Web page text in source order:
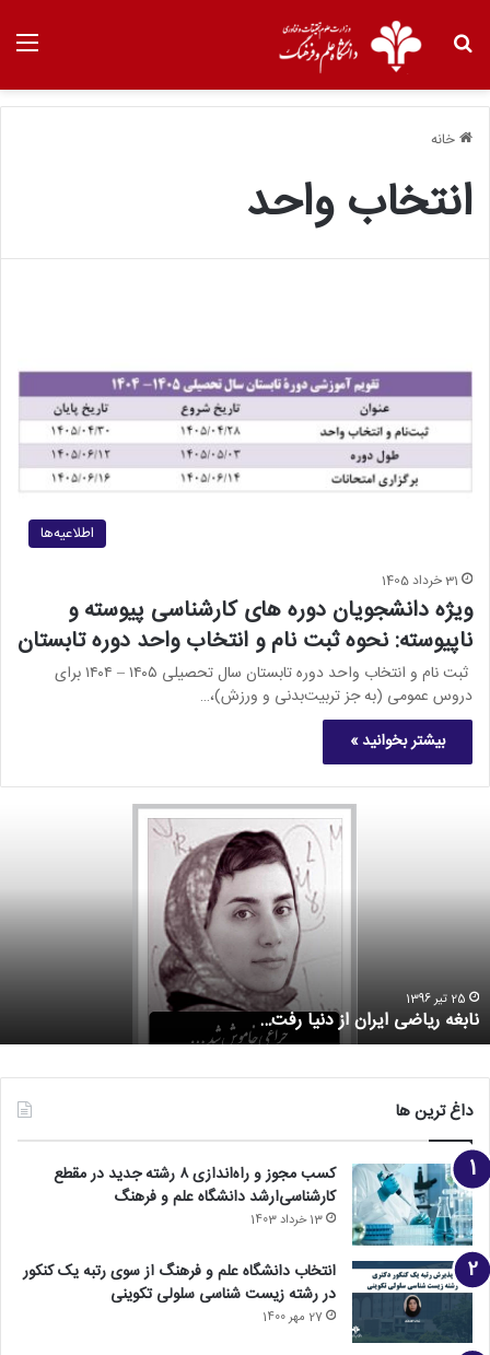
خانه
انتخاب واحد
اطلاعیه‌ها
31 خرداد 1405
ویژه دانشجویان دوره‏ های کارشناسی پیوسته و
ناپیوسته: نحوه ثبت ‏نام و انتخاب واحد دوره تابستان
ثبت‏ نام و انتخاب واحد دوره تابستان سال تحصیلی ۱۴۰۵ – ۱۴۰۴ برای
دروس عمومی (به جز تربیت‌بدنی و ورزش)،…
بیشتر بخوانید »
25 تیر 1396
نابغه ریاضی ایران از دنیا رفت…
داغ ترین ها
کسب مجوز و راه‌اندازی ۸ رشته جدید در مقطع
کارشناسی‌ارشد دانشگاه علم و فرهنگ
13 خرداد 1403
انتخاب دانشگاه علم و فرهنگ از سوی رتبه یک کنکور
در رشته زیست شناسی سلولی تکوینی
27 مهر 1400